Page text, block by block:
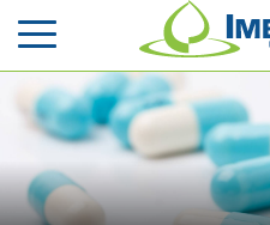
Sắp xếp